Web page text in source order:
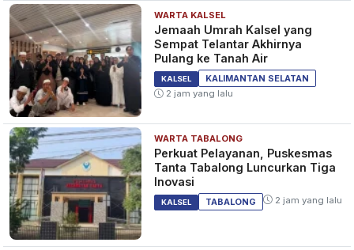
WARTA KALSEL
Jemaah Umrah Kalsel yang
Sempat Telantar Akhirnya
Pulang ke Tanah Air
KALSEL
KALIMANTAN SELATAN
2 jam yang lalu
WARTA TABALONG
Perkuat Pelayanan, Puskesmas
Tanta Tabalong Luncurkan Tiga
Inovasi
KALSEL TABALONG 2 jam yang lalu